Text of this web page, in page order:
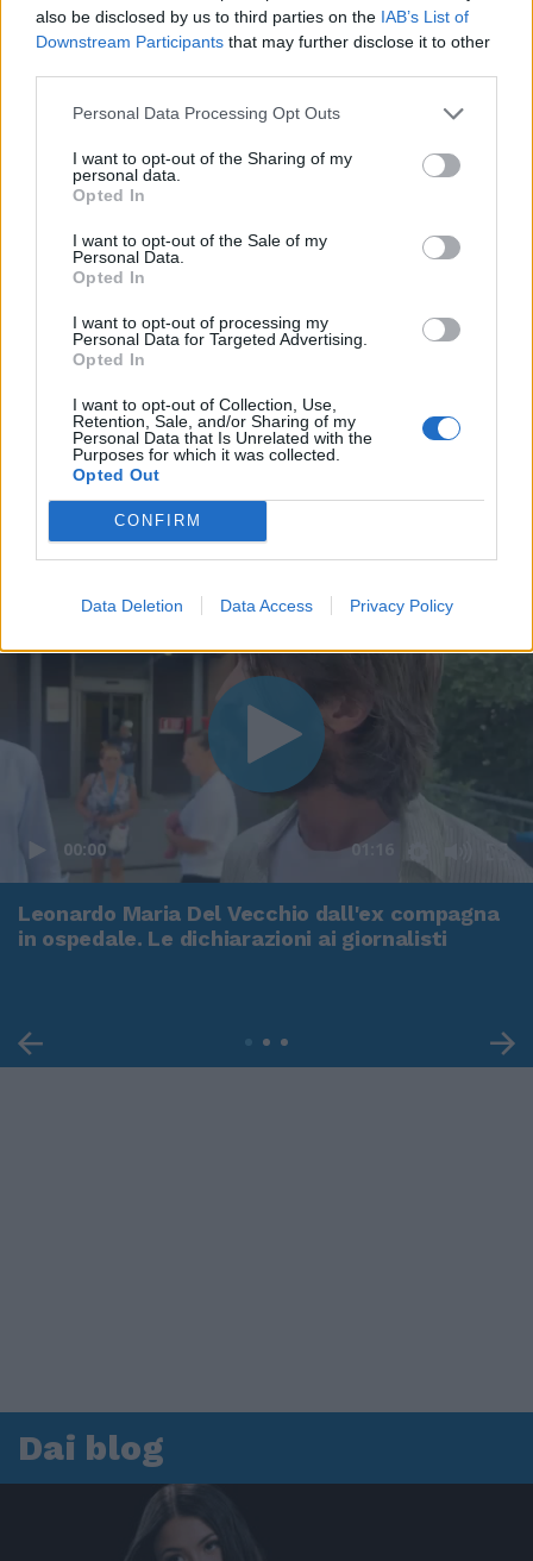
also be disclosed by us to third parties on the IAB’s List of
Downstream Participants that may further disclose it to other
Personal Data Processing Opt Outs
I want to opt-out of the Sharing of my
personal data.
Opted In
I want to opt-out of the Sale of my
Personal Data.
Opted In
I want to opt-out of processing my
Personal Data for Targeted Advertising.
Opted In
I want to opt-out of Collection, Use,
Retention, Sale, and/or Sharing of my
Personal Data that Is Unrelated with the
Purposes for which it was collected.
Opted Out
CONFIRM
Data Deletion Data Access Privacy Policy
00:00 01:16
Leonardo Maria Del Vecchio dall'ex compagna
in ospedale. Le dichiarazioni ai giornalisti
Dai blog